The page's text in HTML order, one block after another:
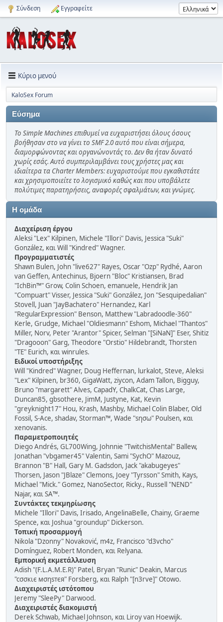
Σύνδεση Εγγραφείτε
Κύριο μενού
KaloSex Forum
Εύσημα
Το Simple Machines επιθυμεί να ευχαριστήσει όλους όσους
βοήθησαν στο να γίνει το SMF 2.0 αυτό που είναι σήμερα,
διαμορφώνοντας και οργανώνοντάς το. Δεν θα ήταν δυνατό
χωρίς εσάς. Αυτό συμπεριλαμβάνει τους χρήστες μας και
ιδιαίτερα τα Charter Members: ευχαριστούμε που εγκαθιστάτε
και χρησιμοποιείτε το λογισμικό καθώς και που υποβάλετε
πολύτιμες παρατηρήσεις, αναφορές σφαλμάτων, και γνώμες.
Η ομάδα
Διαχείριση έργου
Aleksi "Lex" Kilpinen, Michele "Illori" Davis, Jessica "Suki"
González, και Will "Kindred" Wagner.
Προγραμματιστές
Shawn Bulen, John "live627" Rayes, Oscar "Ozp" Rydhé, Aaron
van Geffen, Antechinus, Bjoern "Bloc" Kristiansen, Brad
"IchBin™" Grow, Colin Schoen, emanuele, Hendrik Jan
"Compuart" Visser, Jessica "Suki" González, Jon "Sesquipedalian"
Stovell, Juan "JayBachatero" Hernandez, Karl
"RegularExpression" Benson, Matthew "Labradoodle-360"
Kerle, Grudge, Michael "Oldiesmann" Eshom, Michael "Thantos"
Miller, Norv, Peter "Arantor" Spicer, Selman "[SiNaN]" Eser, Shitiz
"Dragooon" Garg, Theodore "Orstio" Hildebrandt, Thorsten
"TE" Eurich, και winrules.
Ειδικοί υποστήριξης
Will "Kindred" Wagner, Doug Heffernan, lurkalot, Steve, Aleksi
"Lex" Kilpinen, br360, GigaWatt, ziycon, Adam Tallon, Bigguy,
Bruno "margarett" Alves, CapadY, ChalkCat, Chas Large,
Duncan85, gbsothere, JimM, Justyne, Kat, Kevin
"greyknight17" Hou, Krash, Mashby, Michael Colin Blaber, Old
Fossil, S-Ace, shadav, Storman™, Wade "sησω" Poulsen, και
xenovanis.
Παραμετροποιητές
Diego Andrés, GL700Wing, Johnnie "TwitchisMental" Ballew,
Jonathan "vbgamer45" Valentin, Sami "SychO" Mazouz,
Brannon "B" Hall, Gary M. Gadsdon, Jack "akabugeyes"
Thorsen, Jason "JBlaze" Clemons, Joey "Tyrsson" Smith, Kays,
Michael "Mick." Gomez, NanoSector, Ricky., Russell "NEND"
Najar, και SA™.
Συντάκτες τεκμηρίωσης
Michele "Illori" Davis, Irisado, AngelinaBelle, Chainy, Graeme
Spence, και Joshua "groundup" Dickerson.
Τοπική προσαρμογή
Nikola "Dzonny" Novaković, m4z, Francisco "d3vcho"
Domínguez, Robert Monden, και Relyana.
Εμπορική εκμετάλλευση
Adish "(F.L.A.M.E.R)" Patel, Bryan "Runic" Deakin, Marcus
"cσσкιє мσηѕтєя" Forsberg, και Ralph "[n3rve]" Otowo.
Διαχειριστές ιστότοπου
Jeremy "SleePy" Darwood.
Διαχειριστές διακομιστή
Derek Schwab, Michael Johnson, και Liroy van Hoewijk.